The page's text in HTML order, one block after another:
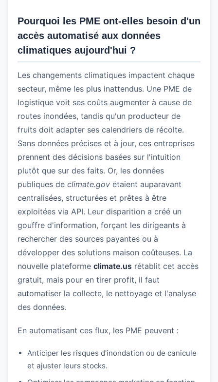
Pourquoi les PME ont-elles besoin d'un
accès automatisé aux données
climatiques aujourd'hui ?
Les changements climatiques impactent chaque
secteur, même les plus inattendus. Une PME de
logistique voit ses coûts augmenter à cause de
routes inondées, tandis qu'un producteur de
fruits doit adapter ses calendriers de récolte.
Sans données précises et à jour, ces entreprises
prennent des décisions basées sur l'intuition
plutôt que sur des faits. Or, les données
publiques de climate.gov étaient auparavant
centralisées, structurées et prêtes à être
exploitées via API. Leur disparition a créé un
gouffre d'information, forçant les dirigeants à
rechercher des sources payantes ou à
développer des solutions maison coûteuses. La
nouvelle plateforme climate.us rétablit cet accès
gratuit, mais pour en tirer profit, il faut
automatiser la collecte, le nettoyage et l'analyse
des données.
En automatisant ces flux, les PME peuvent :
Anticiper les risques d'inondation ou de canicule
et ajuster leurs stocks.